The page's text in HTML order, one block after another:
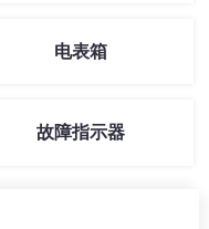
电表箱
故障指示器